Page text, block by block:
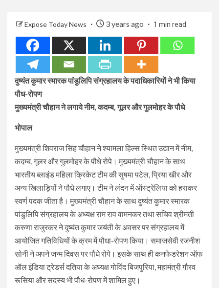
Expose Today News 3 years ago 1 min read
दुष्यंत कुमार स्मारक पांडुलिपि संग्रहालय के पदाधिकारियों ने भी किया
पौध-रोपण
मुख्यमंत्री चौहान ने लगाये नीम, कदम्ब, गूलर और गुलमोहर के पौधे
भोपाल
मुख्यमंत्री शिवराज सिंह चौहान ने श्यामला हिल्स स्थित उद्यान में नीम,
कदम्ब, गूलर और गुलमोहर के पौधे रोपे। मुख्यमंत्री चौहान के साथ
भारतीय ब्लाइंड महिला क्रिकेट टीम की सुषमा पटेल, प्रिया खीर और
अन्य खिलाड़ियों ने पौधे लगाए। टीम ने लंदन में ऑस्ट्रेलिया को हराकर
स्वर्ण पदक जीता है। मुख्यमंत्री चौहान के साथ दुष्यंत कुमार स्मारक
पांडुलिपि संग्रहालय के अध्यक्ष राम राव वामनकर तथा सचिव श्रीमती
करुणा राजुरकर ने दुष्यंत कुमार जयंती के अवसर पर संग्रहालय में
आयोजित गतिविधियों के क्रम में पौधा-रोपण किया। समाजसेवी रजनीश
सोनी ने अपने जन्म दिवस पर पौधे रोपे। इसके साथ ही कनफेडरेशन ऑफ
ऑल इंडिया ट्रेडर्स दतिया के अध्यक्ष गोविंद बिजपुरिया, महामंत्री गौरव
रूसिया और सदस्य भी पौध-रोपण में शामिल हुए।